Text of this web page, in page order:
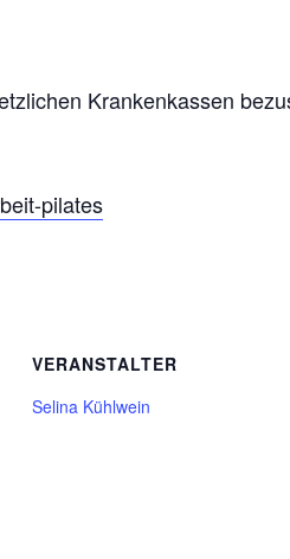
Krankenkassen
pilates
VERANSTALTER
Selina Kühlwein